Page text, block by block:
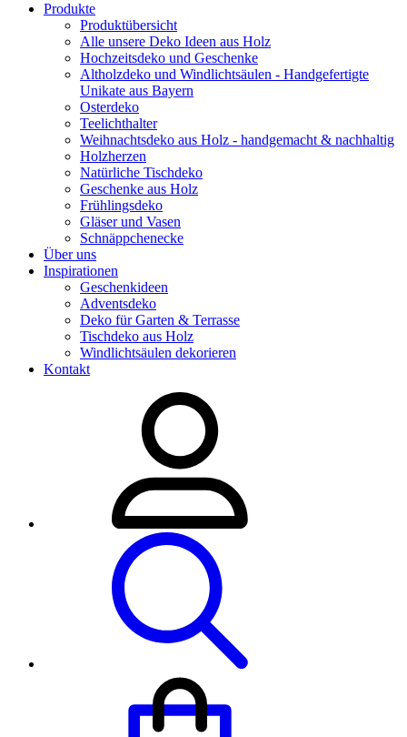
Produkte
Produktübersicht
Alle unsere Deko Ideen aus Holz
Hochzeitsdeko und Geschenke
Altholzdeko und Windlichtsäulen - Handgefertigte
Unikate aus Bayern
Osterdeko
Teelichthalter
Weihnachts­deko aus Holz - handgemacht & nachhaltig
Holzherzen
Natürliche Tischdeko
Geschenke aus Holz
Frühlingsdeko
Gläser und Vasen
Schnäppchenecke
Über uns
Inspirationen
Geschenkideen
Adventsdeko
Deko für Garten & Terrasse
Tischdeko aus Holz
Windlichtsäulen dekorieren
Kontakt